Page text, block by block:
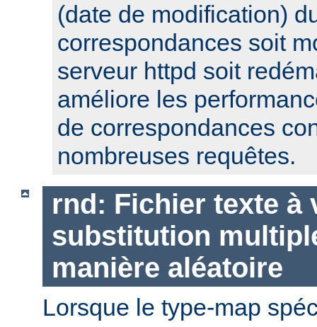
(date de modification)
correspondances soit
serveur httpd soit
améliore les
de correspondances
nombreuses requêtes.
rnd: Fichier texte à
substitution
manière aléatoire
Lorsque le type-map